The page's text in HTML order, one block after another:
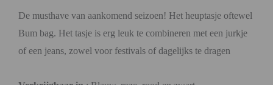
De musthave van aankomend seizoen! Het heuptasje oftewel
Bum bag. Het tasje is erg leuk te combineren met een jurkje
of een jeans, zowel voor festivals of dagelijks te dragen